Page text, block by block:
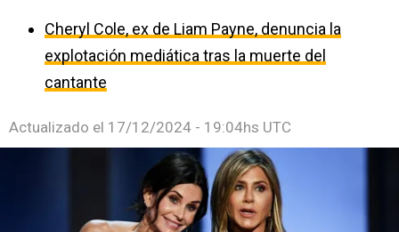
Cheryl Cole, ex de Liam Payne, denuncia la
explotación mediática tras la muerte del
cantante
Actualizado el 17/12/2024 - 19:04hs UTC